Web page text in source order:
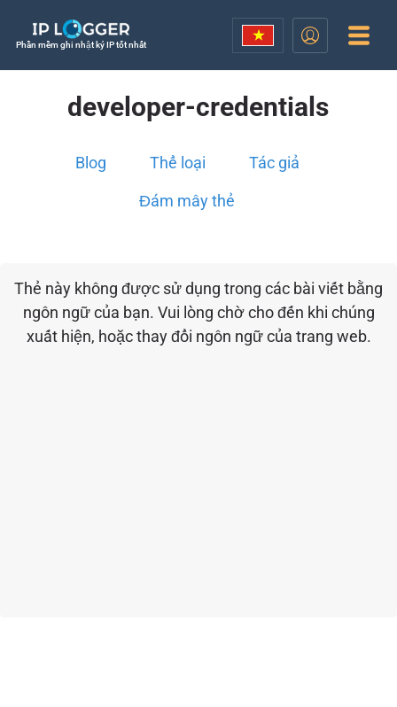
Phần mềm ghi nhật ký IP tốt nhất
developer-credentials
Blog Thể loại Tác giả
Đám mây thẻ